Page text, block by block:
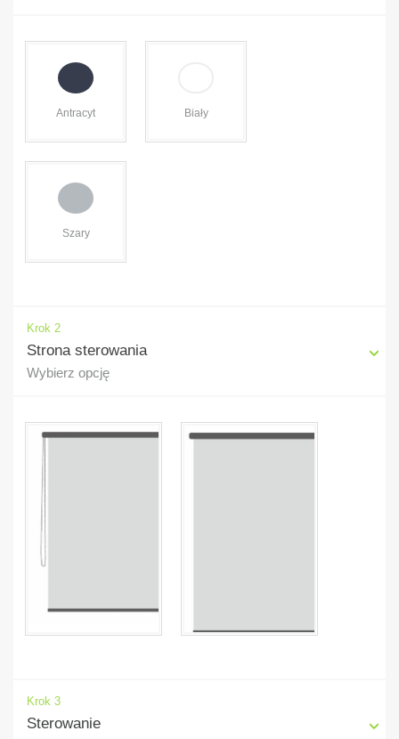
Antracyt Biały
Szary
Krok 2
Strona sterowania
Wybierz opcję
Krok 3
Sterowanie